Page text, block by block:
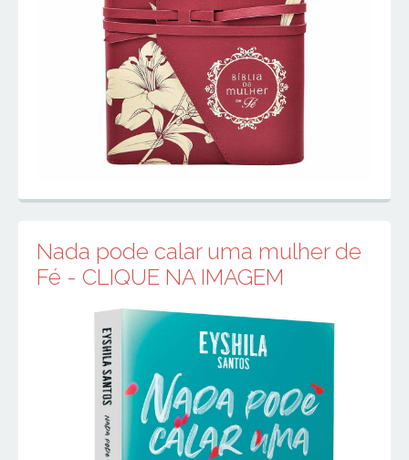
Nada pode calar uma mulher de
Fé - CLIQUE NA IMAGEM